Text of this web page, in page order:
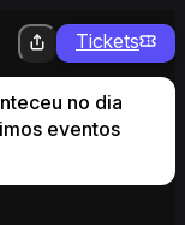
Tickets
no dia
eventos